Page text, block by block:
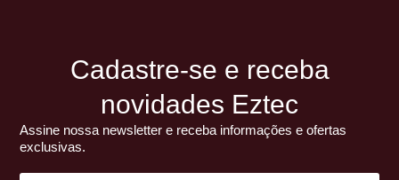
Cadastre-se e receba
novidades Eztec
Assine nossa newsletter e receba informações e ofertas
exclusivas.